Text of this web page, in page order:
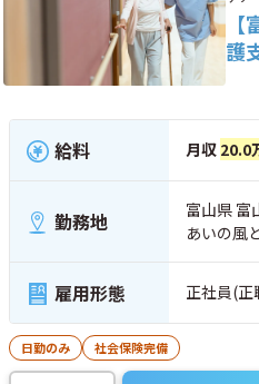
護
給料 月収 20.0
勤務地
富山県 富
あいの風
雇用形態 正社員(正
日勤のみ 社会保険完備